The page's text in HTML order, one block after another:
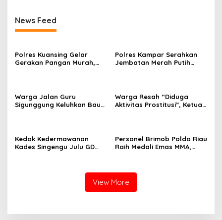
News Feed
Polres Kuansing Gelar
Gerakan Pangan Murah,
Polres Kampar Serahkan
Jembatan Merah Putih
Warga Jalan Guru
Sigunggung Keluhkan Bau
Warga Resah “Diduga
Aktivitas Prostitusi”, Ketua
Jalan Tanjung Datuk
Kedok Kedermawanan
Kades Singengu Julu GD
Personel Brimob Polda Riau
Raih Medali Emas MMA,
View More